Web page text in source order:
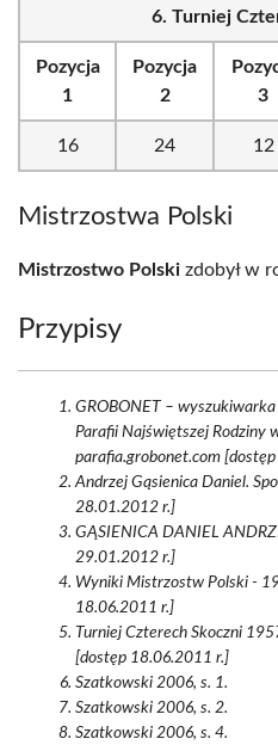
6. Turniej
Pozycja
1
Pozycja
2
3
16 24 12
Mistrzostwa Polski
Mistrzostwo Polski zdobył w
Przypisy
GROBONET –
Parafii Najświętszej Rodziny
parafia.grobonet.com
Andrzej Gąsienica Daniel.
28.01.2012 r.]
GĄSIENICA DANIEL
29.01.2012 r.]
Wyniki Mistrzostw Polski -
18.06.2011 r.]
Turniej Czterech Skoczni
[dostęp 18.06.2011 r.]
Szatkowski 2006, s. 1.
Szatkowski 2006, s. 2.
Szatkowski 2006, s. 4.